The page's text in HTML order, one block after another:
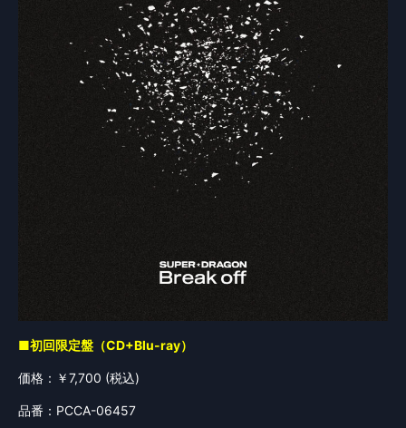
■初回限定盤（CD+Blu-ray）
価格：￥7,700 (税込)
品番：PCCA-06457